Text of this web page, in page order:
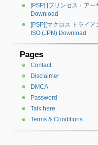
[PSP] [プリンセス・アー
Download
[PSP][マクロス トライ
ISO (JPN) Download
Pages
Contact
Disclaimer
DMCA
Password
Talk here
Terms & Conditions